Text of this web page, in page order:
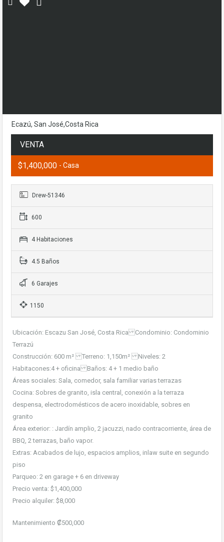
Ecazú, San José,Costa Rica
VENTA
$1,400,000 - Casa
Drew-51346
600
4 Habitaciones
4.5 Baños
6 Garajes
1150
Ubicación: Escazu San José, Costa Rica Condominio: Condominio
Terrazú
Construcción: 600 m² Terreno: 1,150m² Niveles: 2
Habitacones:4 + oficina Baños: 4 + 1 medio baño
Áreas sociales: Sala, comedor, sala familiar varias terrazas
Cocina: Sobres de granito, isla central, conexión a la terraza
despensa, electrodomésticos de acero inoxidable, sobres en
granito
Área exterior: : Jardín amplio, 2 jacuzzi, nado contracorriente, área de
BBQ, 2 terrazas, baño vapor.
Extras: Acabados de lujo, espacios amplios, inlaw suite en segundo
piso
Parqueo: 2 en garage + 6 en driveway
Precio venta: $1,400,000
Precio alquiler: $8,000
Mantenimiento ₡500,000